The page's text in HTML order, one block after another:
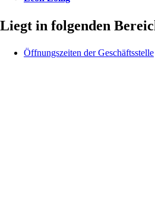
Liegt in folgenden
Öffnungszeiten der Geschäftsstelle